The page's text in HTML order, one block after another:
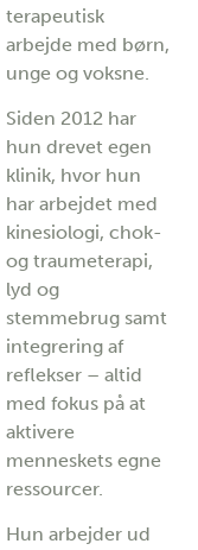
terapeutisk
arbejde med børn,
unge og voksne.
Siden 2012 har
hun drevet egen
klinik, hvor hun
har arbejdet med
kinesiologi, chok-
og traumeterapi,
lyd og
stemmebrug samt
integrering af
reflekser – altid
med fokus på at
aktivere
menneskets egne
ressourcer.
Hun arbejder ud